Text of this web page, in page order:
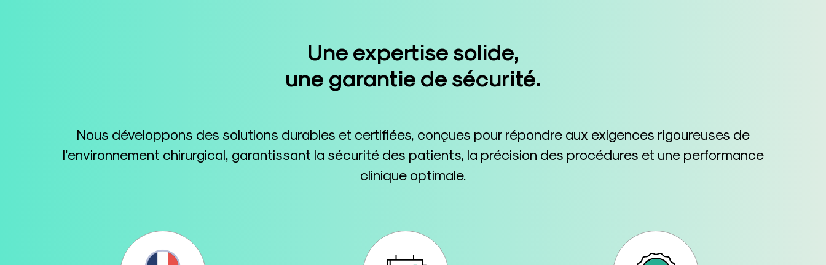
Une expertise solide,
une garantie de sécurité.
Nous développons des solutions durables et certifiées, conçues pour répondre aux exigences rigoureuses de
l’environnement chirurgical, garantissant la sécurité des patients, la précision des procédures et une performance
clinique optimale.